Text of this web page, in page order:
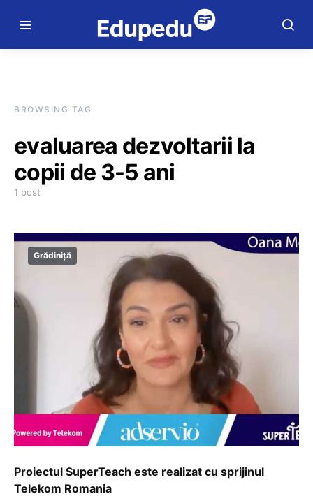
BROWSING TAG
evaluarea dezvoltarii la
copii de 3-5 ani
1 post
Grădiniță
Proiectul SuperTeach este realizat cu sprijinul
Telekom Romania